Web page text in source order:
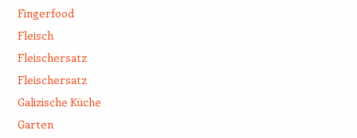
Fingerfood
Fleisch
Fleischersatz
Fleischersatz
Galizische Küche
Garten